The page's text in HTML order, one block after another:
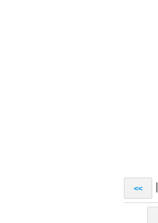
<<